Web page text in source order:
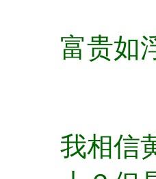
富贵如
我相信